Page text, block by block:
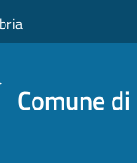
Comune